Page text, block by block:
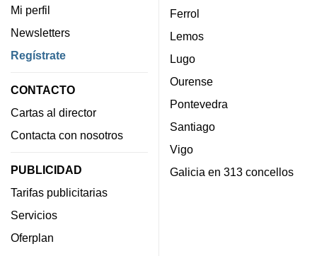
Mi perfil
Newsletters
Regístrate
CONTACTO
Cartas al director
Contacta con nosotros
PUBLICIDAD
Tarifas publicitarias
Servicios
Oferplan
Ferrol
Lemos
Lugo
Ourense
Pontevedra
Santiago
Vigo
Galicia en 313 concellos